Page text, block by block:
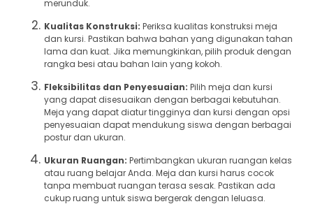
merunduk.
Kualitas Konstruksi: Periksa kualitas konstruksi meja
dan kursi. Pastikan bahwa bahan yang digunakan tahan
lama dan kuat. Jika memungkinkan, pilih produk dengan
rangka besi atau bahan lain yang kokoh.
Fleksibilitas dan Penyesuaian: Pilih meja dan kursi
yang dapat disesuaikan dengan berbagai kebutuhan.
Meja yang dapat diatur tingginya dan kursi dengan opsi
penyesuaian dapat mendukung siswa dengan berbagai
postur dan ukuran.
Ukuran Ruangan: Pertimbangkan ukuran ruangan kelas
atau ruang belajar Anda. Meja dan kursi harus cocok
tanpa membuat ruangan terasa sesak. Pastikan ada
cukup ruang untuk siswa bergerak dengan leluasa.